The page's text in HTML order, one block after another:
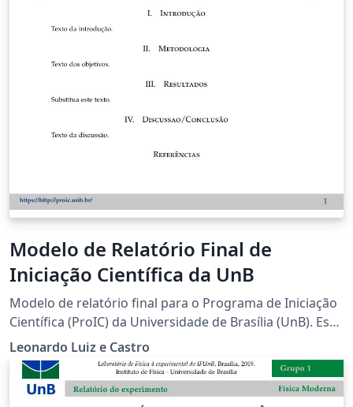
Modelo de Relatório Final de
Iniciação Científica da UnB
Modelo de relatório final para o Programa de Iniciação
Científica (ProIC) da Universidade de Brasília (UnB). Este
não é um modelo oficial do ProIC, apenas uma
sugestão. O ProIC não tem um modelo obrigatório e
recomenda tomar como base modelos de artigos de
revistas científicas.
Leonardo Luiz e Castro